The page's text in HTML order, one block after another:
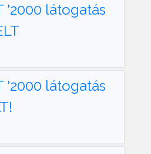
'2000 látogatás
'2000 látogatás